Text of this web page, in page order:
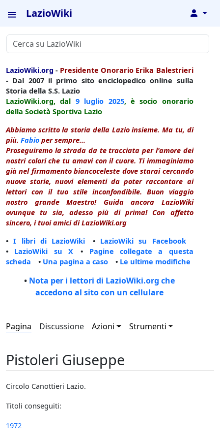
LazioWiki ↓
LazioWiki.org - Presidente Onorario Erika Balestrieri
- Dal 2007 il primo sito enciclopedico online sulla
Storia della S.S. Lazio
LazioWiki.org, dal 9 luglio 2025, è socio onorario
della Società Sportiva Lazio
Abbiamo scritto la storia della Lazio insieme. Ma tu, di
più. Fabio per sempre...
Proseguiremo la strada da te tracciata per l'amore dei
nostri colori che tu amavi con il cuore. Ti immaginiamo
già nel firmamento biancoceleste dove starai cercando
nuove storie, nuovi elementi da poter raccontare ai
lettori con il tuo stile inconfondibile. Buon viaggio
nostro grande Maestro! Guida ancora LazioWiki
ovunque tu sia, adesso più di prima! Con affetto
sincero, i tuoi amici di LazioWiki.org
•I libri di LazioWiki • LazioWiki su Facebook
• LazioWiki su X • Pagine collegate a questa
scheda • Una pagina a caso • Le ultime modifiche
• Nota per i lettori di LazioWiki.org che
accedono al sito con un cellulare
Pagina Discussione Azioni Strumenti
Pistoleri Giuseppe
Circolo Canottieri Lazio.
Titoli conseguiti:
1972